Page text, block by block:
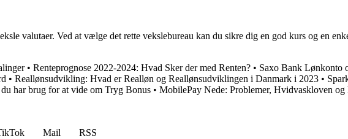
valutaer. Ved at vælge det rette vekslebureau kan du sikre dig en god kurs og en
• Renteprognose 2022-2024: Hvad Sker der med Renten? • Saxo Bank Lønkonto
• Reallønsudvikling: Hvad er Realløn og Reallønsudviklingen i Danmark i 2023 •
har brug for at vide om Tryg Bonus • MobilePay Nede: Problemer, Hvidvaskloven og
Mail
RSS